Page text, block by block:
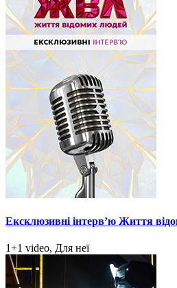
Ексклюзивні інтерв’ю Життя
1+1 video, Для неї